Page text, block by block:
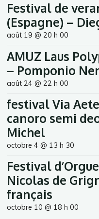
Festival de
(Espagne) –
août 19 @ 20 h 00
AMUZ Laus
– Pomponio
août 24 @ 22 h 00
festival Via
canoro semi
Michel
octobre 4 @ 13 h 30
Festival
Nicolas de
français
octobre 10 @ 18 h 00